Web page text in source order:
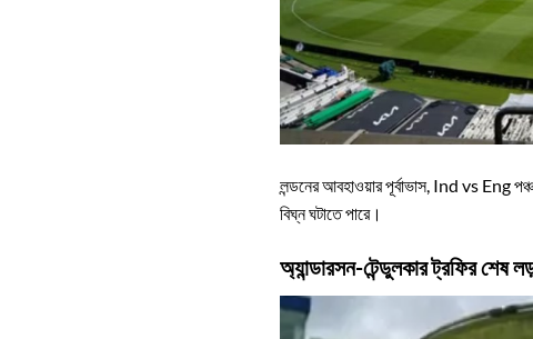
লন্ডনের আবহাওয়ার পূর্বাভাস, Ind vs Eng
বিঘ্ন ঘটাতে পারে।
অ্যান্ডারসন-টেন্ডুলকার ট্রফির শেষ